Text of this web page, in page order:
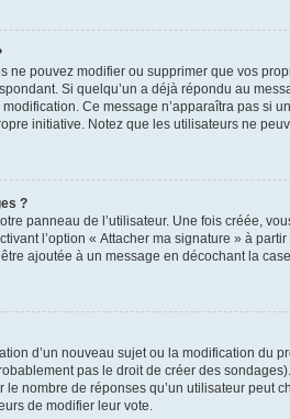
ne pouvez modifier ou supprimer que vos
Si quelqu’un a déjà répondu au
Ce message n’apparaîtra pas
initiative. Notez que les utilisateurs ne
?
panneau de l’utilisateur. Une fois créée,
l’option « Attacher ma signature » à
ajoutée à un message en décochant la case
d’un nouveau sujet ou la modification du
pas le droit de créer des
nombre de réponses qu’un utilisateur peut
de modifier leur vote.